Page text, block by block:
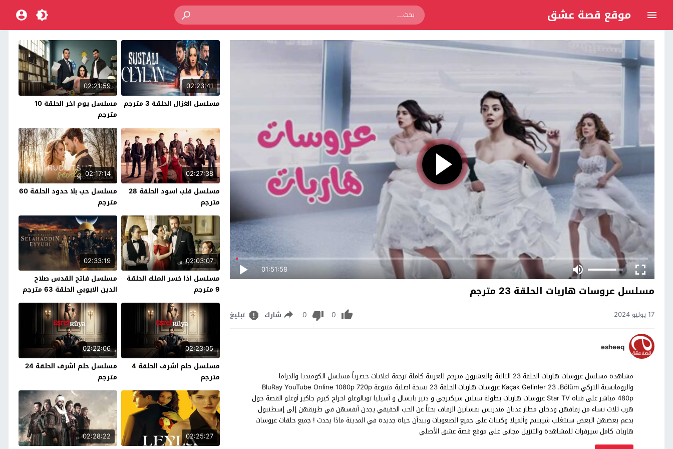
موقع قصة عشق
01:51:58
مسلسل عروسات هاربات الحلقة 23 مترجم
17 يوليو 2024 0
0 شارك تبليغ
esheeq
مشاهدة مسلسل عروسات هاربات الحلقة 23 الثالثة والعشرون مترجم للعربية كاملة ترجمة اعلانات حصرياً مسلسل الكوميديا والدراما
والرومانسية التركي Kaçak Gelinler 23 .Bölüm عروسات هاربات الحلقة 23 نسخة اصلية متنوعة BluRay YouTube Online 1080p 720p
480p مباشر على قناة Star TV عروسات هاربات بطولة سيلين سيكيرجي و دنيز بايسال و أسيليا توبالوغلو اخراج كيرم جاكير أوغلو القصة حول
هرب ثلاث نساء من زفافهن ودخلن مطار عدنان مندريس بفساتين الزفاف بحثاً عن الحب الحقيقي يجدن أنفسهن في طريقهن إلى إسطنبول
بدعم بعضهن البعض ستتغلب شيبنيم وألميلا وكينات على جميع الصعوبات ويبدأن حياة جديدة في المدينة ماذا يحدث ! جميع حلقات عروسات
هاربات كامل سيرفرات للمشاهدة والتنزيل مجاني على موقع قصة عشق الأصلي
02:23:41
مسلسل الغزال الحلقة 3 مترجم
02:21:59
مسلسل يوم اخر الحلقة 10
مترجم
02:27:38
مسلسل قلب اسود الحلقة 28
مترجم
02:17:14
مسلسل حب بلا حدود الحلقة 60
مترجم
02:03:07
مسلسل اذا خسر الملك الحلقة
9 مترجم
02:33:19
مسلسل فاتح القدس صلاح
الدين الايوبي الحلقة 63 مترجم
02:23:05
مسلسل حلم اشرف الحلقة 4
مترجم
02:22:06
مسلسل حلم اشرف الحلقة 24
مترجم
02:25:27
02:28:22